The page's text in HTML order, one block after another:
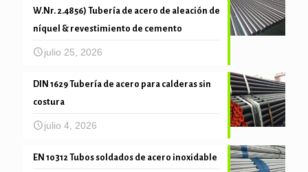
W.Nr. 2.4856) Tubería de acero de aleación de
níquel & revestimiento de cemento
julio 25, 2026
DIN 1629 Tubería de acero para calderas sin
costura
julio 4, 2026
EN 10312 Tubos soldados de acero inoxidable